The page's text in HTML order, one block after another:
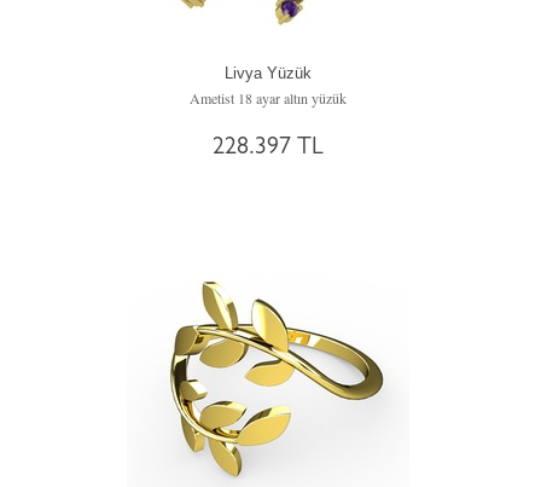
Livya Yüzük
Ametist 18 ayar altın yüzük
228.397 TL